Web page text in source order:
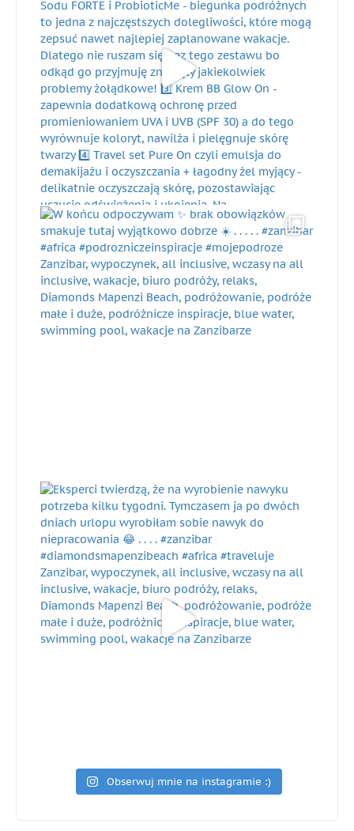
Obserwuj mnie na instagramie :)